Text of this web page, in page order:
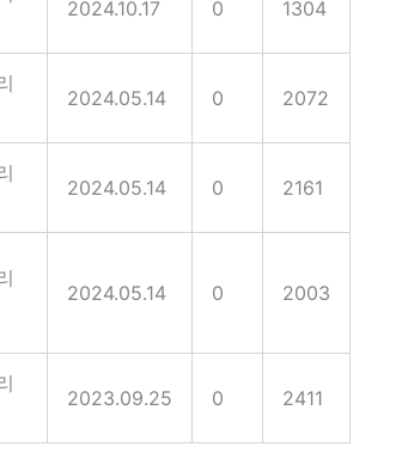
2024.10.17 0 1304
2024.05.14 0 2072
2024.05.14 0 2161
2024.05.14 0 2003
2023.09.25 0 2411